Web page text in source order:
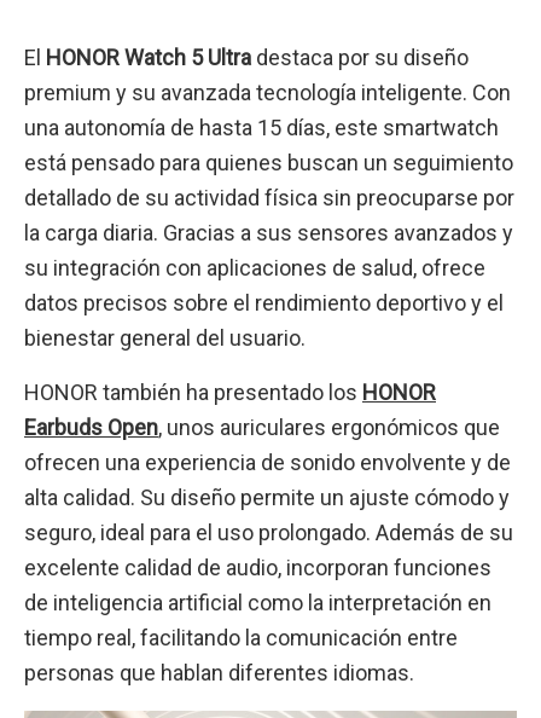
El HONOR Watch 5 Ultra destaca por su diseño
premium y su avanzada tecnología inteligente. Con
una autonomía de hasta 15 días, este smartwatch
está pensado para quienes buscan un seguimiento
detallado de su actividad física sin preocuparse por
la carga diaria. Gracias a sus sensores avanzados y
su integración con aplicaciones de salud, ofrece
datos precisos sobre el rendimiento deportivo y el
bienestar general del usuario.
HONOR también ha presentado los HONOR
Earbuds Open, unos auriculares ergonómicos que
ofrecen una experiencia de sonido envolvente y de
alta calidad. Su diseño permite un ajuste cómodo y
seguro, ideal para el uso prolongado. Además de su
excelente calidad de audio, incorporan funciones
de inteligencia artificial como la interpretación en
tiempo real, facilitando la comunicación entre
personas que hablan diferentes idiomas.